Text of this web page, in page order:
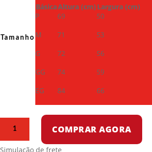
Tamanho
BásicaAltura (cm) Largura (cm)
P
69
50
M
71
53
G
72
56
GG
74
59
EG
84 66
COMPRAR AGORA
Simulação de frete